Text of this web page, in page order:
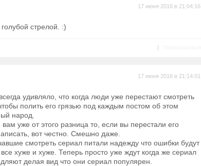
17 июня 2016 в 21:04:16
стрелой. :)
|
17 июня 2016 в 21:14:01
удивляло, что когда люди уже перестают смотреть
полить его грязью под каждым постом об этом
народ.
уже от этого разница то, если вы перестали его
вот честно. Смешно даже.
смотреть сериал питали надежду что ошибки будут
хуже и хуже. Теперь просто уже ждут когда же сериал
делая вид что они сериал популярен.